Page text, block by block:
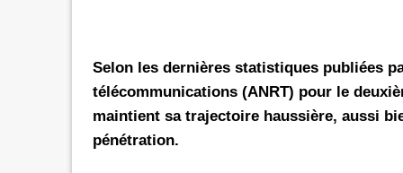
Selon les dernières statistiques publiées
télécommunications (ANRT) pour le
maintient sa trajectoire haussière, aussi
pénétration.